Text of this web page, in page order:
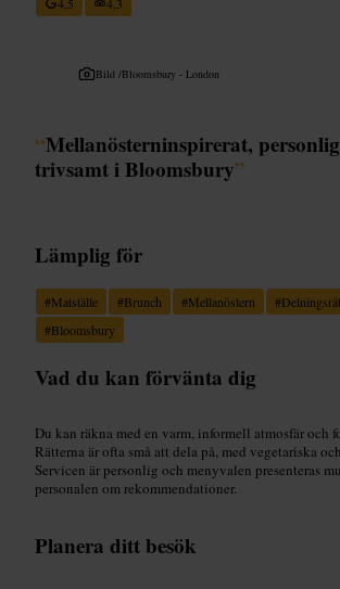
Bild /Bloomsbury - London
“Mellanösterninspirerat,
trivsamt i Bloomsbury”
Lämplig för
#Matställe #Brunch #Mellanöstern #
#Bloomsbury
Vad du kan förvänta dig
Du kan räkna med en varm, informell atmosfär och
Rätterna är ofta små att dela på, med vegetariska
Servicen är personlig och menyvalen presenteras
personalen om rekommendationer.
Planera ditt besök